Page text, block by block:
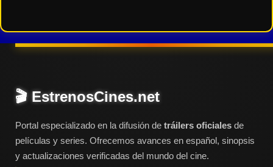
🎬 EstrenosCines.net
Portal especializado en la difusión de tráilers oficiales de
películas y series. Ofrecemos avances en español, sinopsis
y actualizaciones verificadas del mundo del cine.